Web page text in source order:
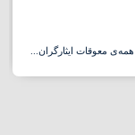
معوقات ایثارگران...